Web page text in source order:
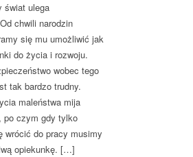
świat ulega
chwili narodzin
się mu umożliwić jak
do życia i rozwoju.
wobec tego
tak bardzo trudny.
maleństwa mija
po czym gdy tylko
wrócić do pracy musimy
opiekunkę. […]